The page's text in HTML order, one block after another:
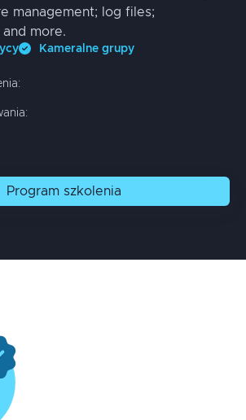
management; log files;
more.
Kameralne grupy
Program szkolenia